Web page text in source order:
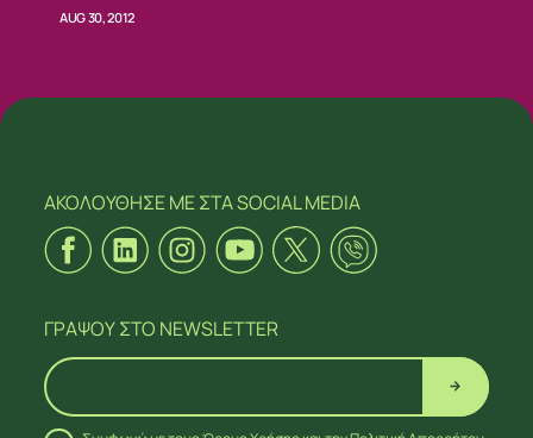
AUG 30, 2012
ΑΚΟΛΟΥΘΗΣΕ ΜΕΣΤΑ SOCIAL MEDIA
ΓΡΑΨΟΥΣΤΟ NEWSLETTER